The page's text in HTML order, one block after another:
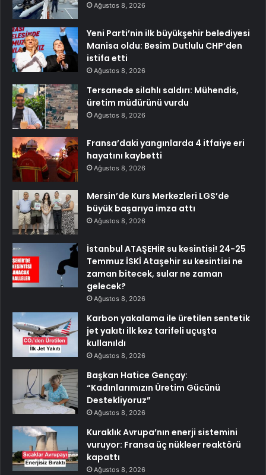
Ağustos 8, 2026
Yeni Parti’nin ilk büyükşehir belediyesi
Manisa oldu: Besim Dutlulu CHP’den
istifa etti
Ağustos 8, 2026
Tersanede silahlı saldırı: Mühendis,
üretim müdürünü vurdu
Ağustos 8, 2026
Fransa’daki yangınlarda 4 itfaiye eri
hayatını kaybetti
Ağustos 8, 2026
Mersin’de Kurs Merkezleri LGS’de
büyük başarıya imza attı
Ağustos 8, 2026
İstanbul ATAŞEHİR su kesintisi! 24-25
Temmuz İSKİ Ataşehir su kesintisi ne
zaman bitecek, sular ne zaman
gelecek?
Ağustos 8, 2026
Karbon yakalama ile üretilen sentetik
jet yakıtı ilk kez tarifeli uçuşta
kullanıldı
Ağustos 8, 2026
Başkan Hatice Gençay:
“Kadınlarımızın Üretim Gücünü
Destekliyoruz”
Ağustos 8, 2026
Kuraklık Avrupa’nın enerji sistemini
vuruyor: Fransa üç nükleer reaktörü
kapattı
Ağustos 8, 2026